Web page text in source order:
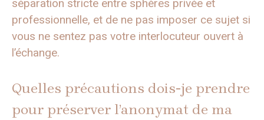
séparation stricte entre sphères privée et
professionnelle, et de ne pas imposer ce sujet si
vous ne sentez pas votre interlocuteur ouvert à
l’échange.
Quelles précautions dois-je prendre
pour préserver l’anonymat de ma